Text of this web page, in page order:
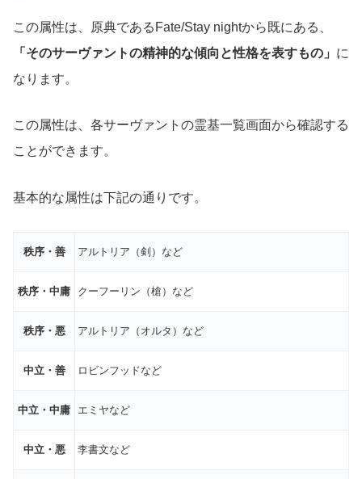
この属性は、原典であるFate/Stay nightから既にある、
「そのサーヴァントの精神的な傾向と性格を表すもの」 に
なります。
この属性は、各サーヴァントの霊基一覧画面から確認する
ことができます。
基本的な属性は下記の通りです。
秩序・善 アルトリア（剣）など
秩序・中庸 クーフーリン（槍）など
秩序・悪 アルトリア（オルタ）など
中立・善 ロビンフッドなど
中立・中庸 エミヤなど
中立・悪 李書文など